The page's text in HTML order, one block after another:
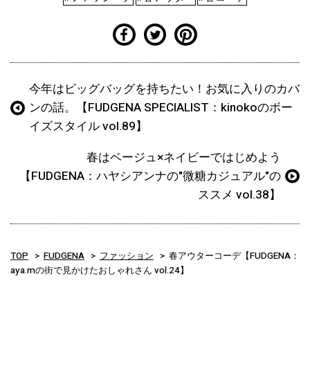
今年はビッグバッグを持ちたい！お気に入りのカバ
ンの話。【FUDGENA SPECIALIST：kinokoのボー
イズスタイル vol.89】
春はベージュ×ネイビーではじめよう
【FUDGENA：ハヤシアンナの"微糖カジュアル"の
ススメ vol.38】
TOP FUDGENA ファッション
春アウターコーデ【FUDGENA：
aya.mの街で見かけたおしゃれさん vol.24】